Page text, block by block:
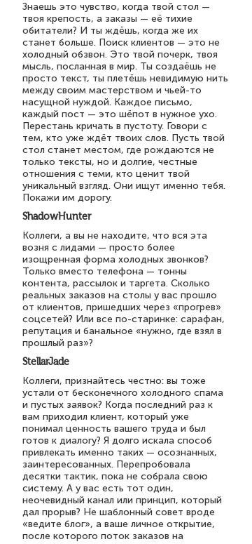
Знаешь это чувство, когда твой стол —
твоя крепость, а заказы — её тихие
обитатели? И ты ждёшь, когда же их
станет больше. Поиск клиентов — это не
холодный обзвон. Это твой почерк, твоя
мысль, посланная в мир. Ты создаёшь не
просто текст, ты плетёшь невидимую нить
между своим мастерством и чьей-то
насущной нуждой. Каждое письмо,
каждый пост — это шёпот в нужное ухо.
Перестань кричать в пустоту. Говори с
тем, кто уже ждёт твоих слов. Пусть твой
стол станет местом, где рождаются не
только тексты, но и долгие, честные
отношения с теми, кто ценит твой
уникальный взгляд. Они ищут именно тебя.
Покажи им дорогу.
ShadowHunter
Коллеги, а вы не находите, что вся эта
возня с лидами — просто более
изощренная форма холодных звонков?
Только вместо телефона — тонны
контента, рассылок и таргета. Сколько
реальных заказов на столы у вас прошло
от клиентов, пришедших через «прогрев»
соцсетей? Или все по-старинке: сарафан,
репутация и банальное «нужно, где взял в
прошлый раз»?
StellarJade
Коллеги, признайтесь честно: вы тоже
устали от бесконечного холодного спама
и пустых заявок? Когда последний раз к
вам приходил клиент, который уже
понимал ценность вашего труда и был
готов к диалогу? Я долго искала способ
привлекать именно таких — осознанных,
заинтересованных. Перепробовала
десятки тактик, пока не собрала свою
систему. А у вас есть тот один,
неочевидный канал или принцип, который
дал прорыв? Не шаблонный совет вроде
«ведите блог», а ваше личное открытие,
после которого поток заказов на